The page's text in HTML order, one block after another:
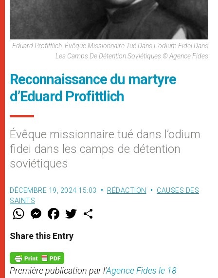
Eduard Profittlich, Évêque Missionnaire Tué Dans L'odium Fidei Dans
Les Camps De Détention Soviétiques © Agence Fides
Reconnaissance du martyre
d’Eduard Profittlich
Évêque missionnaire tué dans l’odium
fidei dans les camps de détention
soviétiques
DÉCEMBRE 19, 2024 15:03 RÉDACTION
CAUSES DES
SAINTS
W
t
s
p
p
M
e
s
e
g
e
r
F
a
e
b
o
k
w
Share this Entry
Première publication par l’Agence Fides le 18